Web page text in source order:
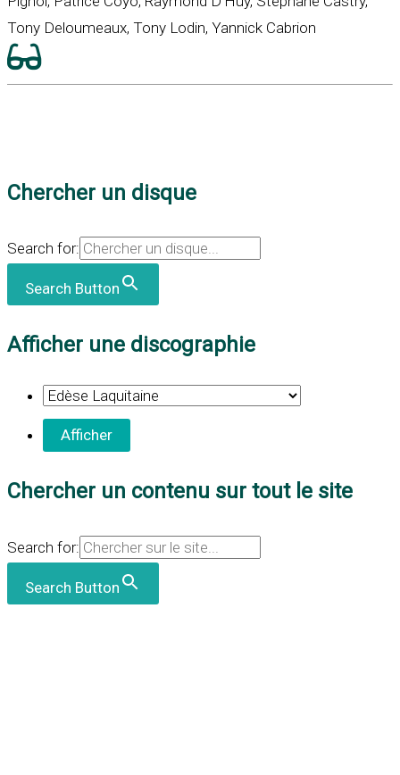
Tony Deloumeaux, Tony Lodin, Yannick Cabrion
Chercher un disque
Search for:
Search Button
Afficher une discographie
Chercher un contenu sur tout le site
Search for:
Search Button